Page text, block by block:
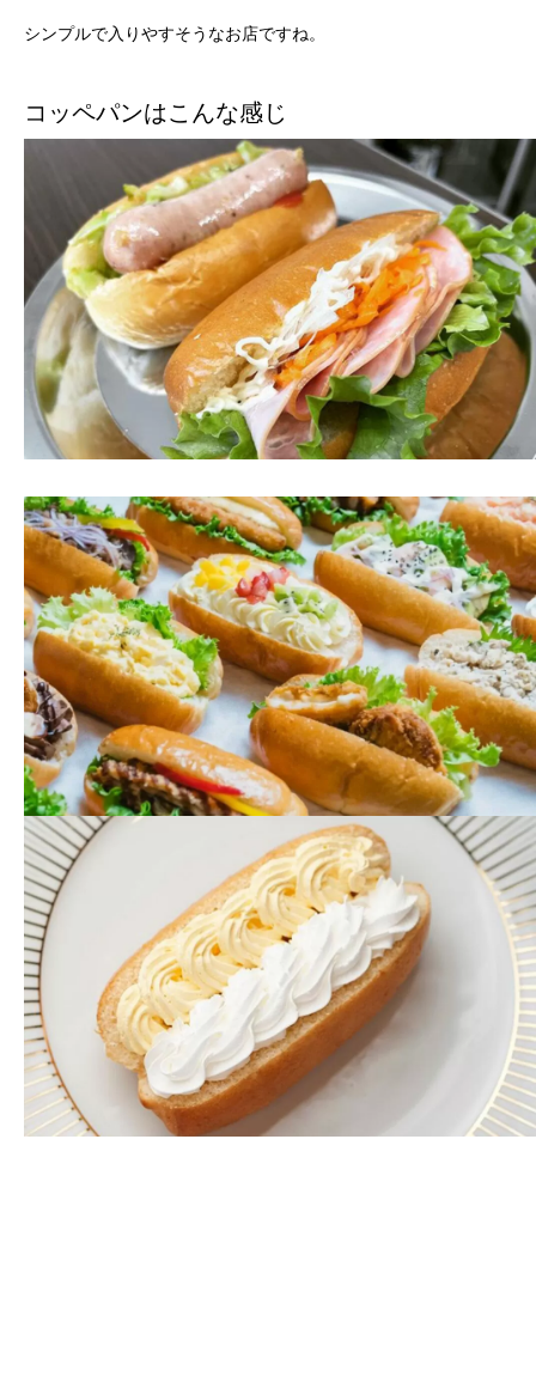
シンプルで入りやすそうなお店ですね。
コッペパンはこんな感じ